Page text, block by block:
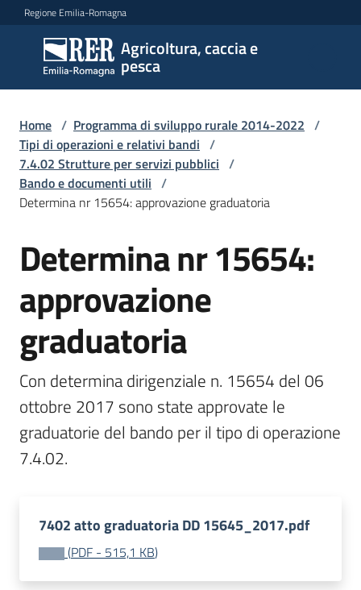
Vai al contenuto
Vai alla navigazione
Vai al footer
Regione Emilia-Romagna
Agricoltura, caccia e
pesca
Agricoltura,
caccia e
pesca
Argomenti
Servizi
Leggi
atti
bandi
Piani
programmi
progetti
Agricoltura
in
Home / Programma di sviluppo rurale 2014-2022 /
Tipi di operazioni e relativi bandi /
7.4.02 Strutture per servizi pubblici /
Bando e documenti utili /
Determina nr 15654: approvazione graduatoria
Determina nr 15654:
approvazione
graduatoria
Con determina dirigenziale n. 15654 del 06
ottobre 2017 sono state approvate le
graduatorie del bando per il tipo di operazione
7.4.02.
7402 atto graduatoria DD 15645_2017.pdf
(PDF - 515,1 KB)